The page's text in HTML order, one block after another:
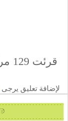
قرئت 129 مرات
لإضافة تعليق يرجى